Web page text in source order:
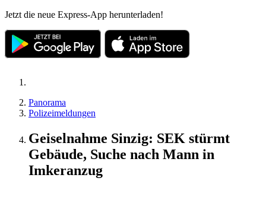
Jetzt die neue Express-App herunterladen!
Panorama
Polizeimeldungen
Geiselnahme Sinzig: SEK stürmt
Gebäude, Suche nach Mann in
Imkeranzug